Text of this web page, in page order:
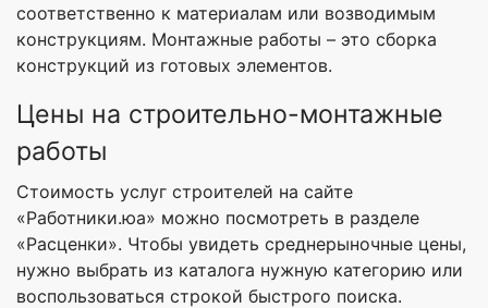
соответственно к материалам или возводимым
конструкциям. Монтажные работы – это сборка
конструкций из готовых элементов.
Цены на строительно-монтажные
работы
Стоимость услуг строителей на сайте
«Работники.юа» можно посмотреть в разделе
«Расценки». Чтобы увидеть среднерыночные цены,
нужно выбрать из каталога нужную категорию или
воспользоваться строкой быстрого поиска.